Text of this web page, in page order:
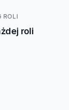
ROLI
roli